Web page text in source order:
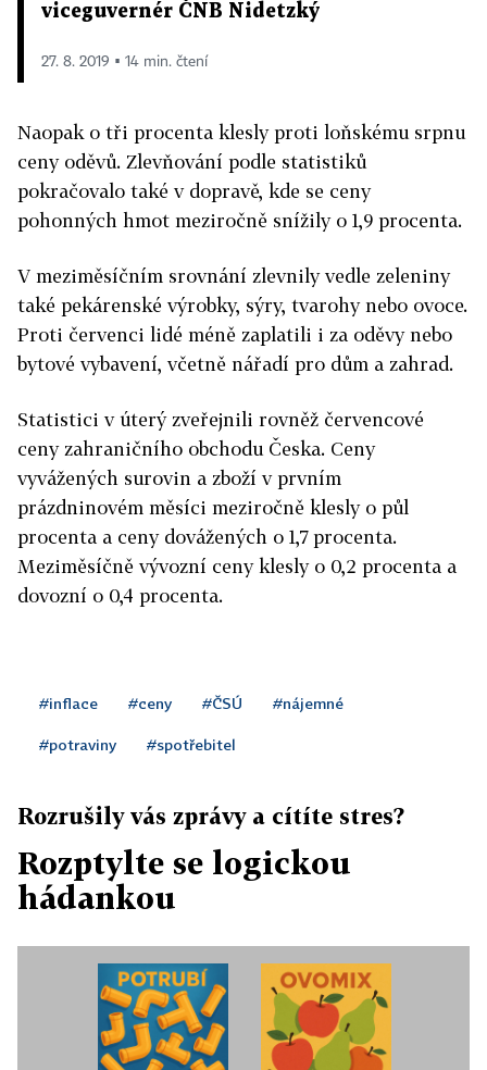
viceguvernér ČNB Nidetzký
27. 8. 2019 ▪ 14 min. čtení
Naopak o tři procenta klesly proti loňskému srpnu
ceny oděvů. Zlevňování podle statistiků
pokračovalo také v dopravě, kde se ceny
pohonných hmot meziročně snížily o 1,9 procenta.
V meziměsíčním srovnání zlevnily vedle zeleniny
také pekárenské výrobky, sýry, tvarohy nebo ovoce.
Proti červenci lidé méně zaplatili i za oděvy nebo
bytové vybavení, včetně nářadí pro dům a zahrad.
Statistici v úterý zveřejnili rovněž červencové
ceny zahraničního obchodu Česka. Ceny
vyvážených surovin a zboží v prvním
prázdninovém měsíci meziročně klesly o půl
procenta a ceny dovážených o 1,7 procenta.
Meziměsíčně vývozní ceny klesly o 0,2 procenta a
dovozní o 0,4 procenta.
#inflace #ceny #ČSÚ #nájemné
#potraviny #spotřebitel
Rozrušily vás zprávy a cítíte stres?
Rozptylte se logickou
hádankou